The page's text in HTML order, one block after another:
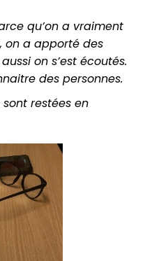
qu’on a vraiment
on a apporté des
on s’est écoutés.
des personnes.
restées en